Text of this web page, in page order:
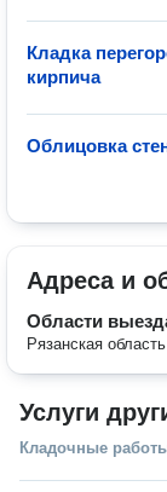
Кладка
кирпича
Облицовка
Адреса и
Области
Рязанская область
Услуги
Кладочные